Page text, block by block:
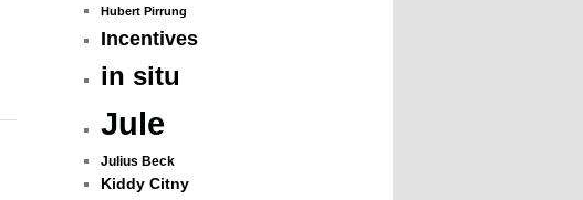
Hubert Pirrung
Incentives
in situ
Jule
Julius Beck
Kiddy Citny